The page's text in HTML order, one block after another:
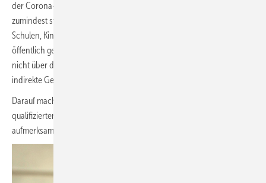
der Corona-Infektionen haben vielerorts die Schließung oder
zumindest starke Nutzungs-Einschränkung vieler Einrichtungen, wie
Schulen, Kindertagesstätten, Hotels und anderer gewerblich und
öffentlich genutzter Gebäude zur Folge. Der Corona-Virus ist zwar
nicht über das Trinkwasser übertragbar, bringt jedoch trotzdem eine
indirekte Gefährdung des Trinkwassers mit sich.
Darauf macht der kürzlich gegründete „Deutsche Verein der
qualifizierten Sachverständigen für Trinkwasserhygiene – DVQST e.V.“
aufmerksam und zeigt auf, was jetzt zu tun ist.